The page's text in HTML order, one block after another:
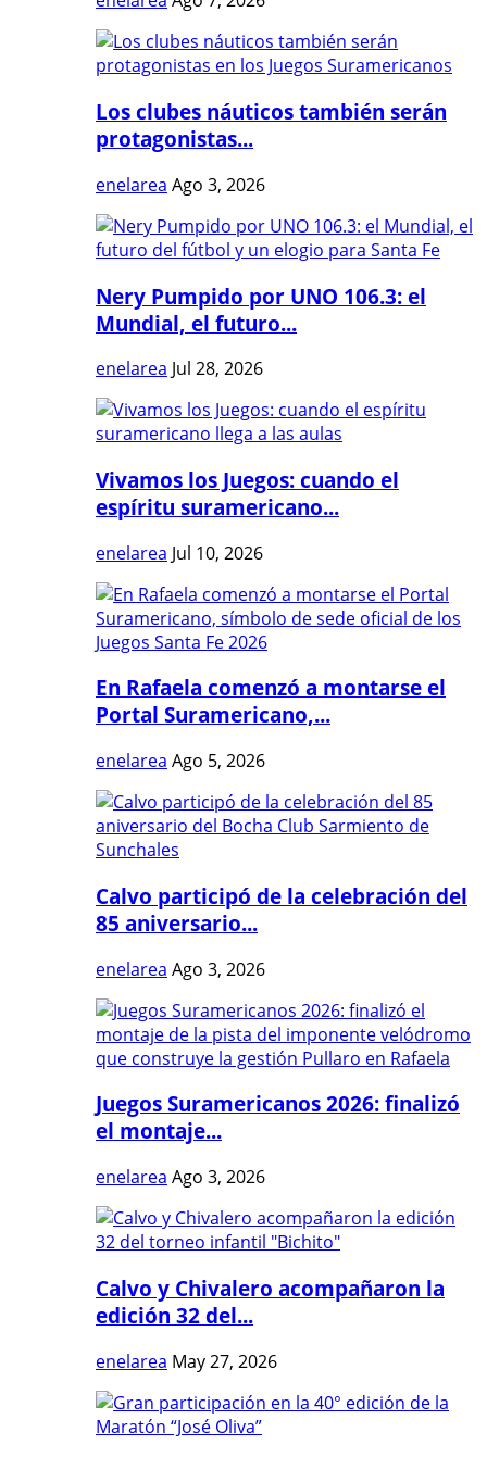
Los clubes náuticos también serán
protagonistas...
enelarea Ago 3, 2026
Nery Pumpido por UNO 106.3: el
Mundial, el futuro...
enelarea Jul 28, 2026
Vivamos los Juegos: cuando el
espíritu suramericano...
enelarea Jul 10, 2026
En Rafaela comenzó a montarse el
Portal Suramericano,...
enelarea Ago 5, 2026
Calvo participó de la celebración del
85 aniversario...
enelarea Ago 3, 2026
Juegos Suramericanos 2026: finalizó
el montaje...
enelarea Ago 3, 2026
Calvo y Chivalero acompañaron la
edición 32 del...
enelarea May 27, 2026